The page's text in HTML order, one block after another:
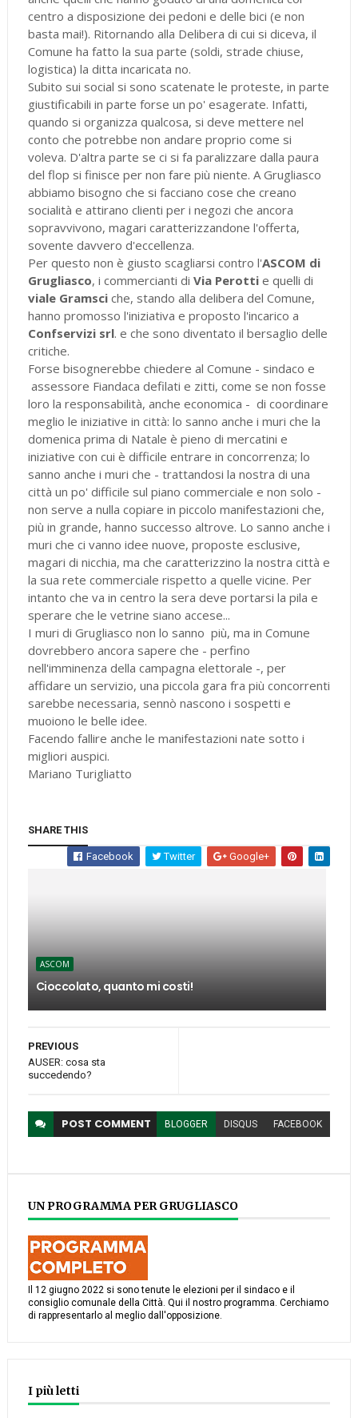
centro a disposizione dei pedoni e delle bici (e non
basta mai!). Ritornando alla Delibera di cui si diceva, il
Comune ha fatto la sua parte (soldi, strade chiuse,
logistica) la ditta incaricata no.
Subito sui social si sono scatenate le proteste, in parte
giustificabili in parte forse un po' esagerate. Infatti,
quando si organizza qualcosa, si deve mettere nel
conto che potrebbe non andare proprio come si
voleva. D'altra parte se ci si fa paralizzare dalla paura
del flop si finisce per non fare più niente. A Grugliasco
abbiamo bisogno che si facciano cose che creano
socialità e attirano clienti per i negozi che ancora
sopravvivono, magari caratterizzandone l'offerta,
sovente davvero d'eccellenza.
Per questo non è giusto scagliarsi contro l'ASCOM di
Grugliasco, i commercianti di Via Perottie quelli di
viale Gramsciche, stando alla delibera del Comune,
hanno promosso l'iniziativa e proposto l'incarico a
Confservizi srl. e che sono diventato il bersaglio delle
critiche.
Forse bisognerebbe chiedere al Comune - sindaco e
assessore Fiandaca defilati e zitti, come se non fosse
loro la responsabilità, anche economica - di coordinare
meglio le iniziative in città: lo sanno anche i muri che la
domenica prima di Natale è pieno di mercatini e
iniziative con cui è difficile entrare in concorrenza; lo
sanno anche i muri che - trattandosi la nostra di una
città un po' difficile sul piano commerciale e non solo -
non serve a nulla copiare in piccolo manifestazioni che,
più in grande, hanno successo altrove. Lo sanno anche i
muri che ci vanno idee nuove, proposte esclusive,
magari di nicchia, ma che caratterizzino la nostra città e
la sua rete commerciale rispetto a quelle vicine. Per
intanto che va in centro la sera deve portarsi la pila e
sperare che le vetrine siano accese...
I muri di Grugliasco non lo sanno più, ma in Comune
dovrebbero ancora sapere che - perfino
nell'imminenza della campagna elettorale -, per
affidare un servizio, una piccola gara fra più concorrenti
sarebbe necessaria, sennò nascono i sospetti e
muoiono le belle idee.
Facendo fallire anche le manifestazioni nate sotto i
migliori auspici.
Mariano Turigliatto
SHARE THIS
Facebook Twitter Google+
ASCOM
Cioccolato, quanto mi costi!
PREVIOUS
AUSER: cosa sta
succedendo?
POST COMMENT BLOGGER DISQUS FACEBOOK
UN PROGRAMMA PER GRUGLIASCO
Il 12 giugno 2022 si sono tenute le elezioni per il sindaco e il
consiglio comunale della Città. Qui il nostro programma. Cerchiamo
di rappresentarlo al meglio dall'opposizione.
I più letti